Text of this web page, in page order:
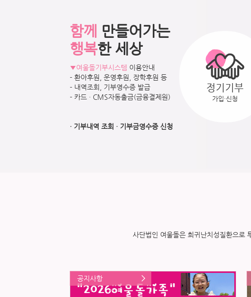
함께 만들어가는
행복한 세상
▼여울돌기부시스템 이용안내
- 환아후원, 운영후원, 장학후원 등
- 내역조회, 기부영수증 발급
- 카드 · CMS자동출금(금융결제원)
· 기부내역 조회 · 기부금영수증 신청
정기기부
가입·신청
사단법인 여울돌은 희귀난치성질환으로
공지사항